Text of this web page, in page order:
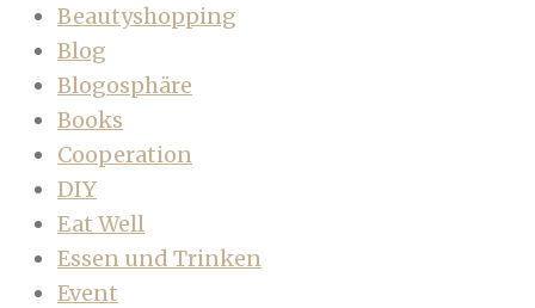
Beautyshopping
Blog
Blogosphäre
Books
Cooperation
DIY
Eat Well
Essen und Trinken
Event